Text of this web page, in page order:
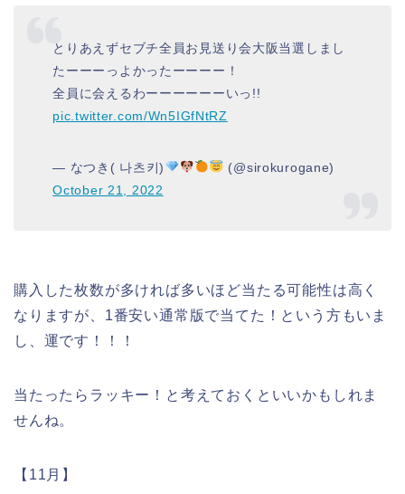
とりあえずセブチ全員お見送り会大阪当選しまし
たーーーっよかったーーーー！
全員に会えるわーーーーーーいっ!!
pic.twitter.com/Wn5IGfNtRZ
— なつき( 나츠키)
(@sirokurogane)
October 21, 2022
購入した枚数が多ければ多いほど当たる可能性は高く
なりますが、1番安い通常版で当てた！という方もいま
し、運です！！！
当たったらラッキー！と考えておくといいかもしれま
せんね。
【11月】